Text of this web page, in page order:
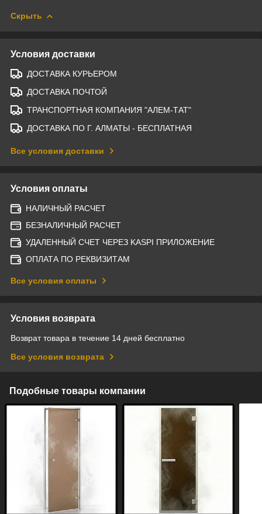
Скрыть
Условия доставки
ДОСТАВКА КУРЬЕРОМ
ДОСТАВКА ПОЧТОЙ
ТРАНСПОРТНАЯ КОМПАНИЯ "АЛЕМ-ТАТ"
ДОСТАВКА ПО Г. АЛМАТЫ - БЕСПЛАТНАЯ
Все условия доставки
Условия оплаты
НАЛИЧНЫЙ РАСЧЕТ
БЕЗНАЛИЧНЫЙ РАСЧЕТ
УДАЛЕННЫЙ СЧЕТ ЧЕРЕЗ KASPI ПРИЛОЖЕНИЕ
ОПЛАТА ПО РЕКВИЗИТАМ
Все условия оплаты
Условия возврата
Возврат товара в течение 14 дней бесплатно
Все условия возврата
Подобные товары компании